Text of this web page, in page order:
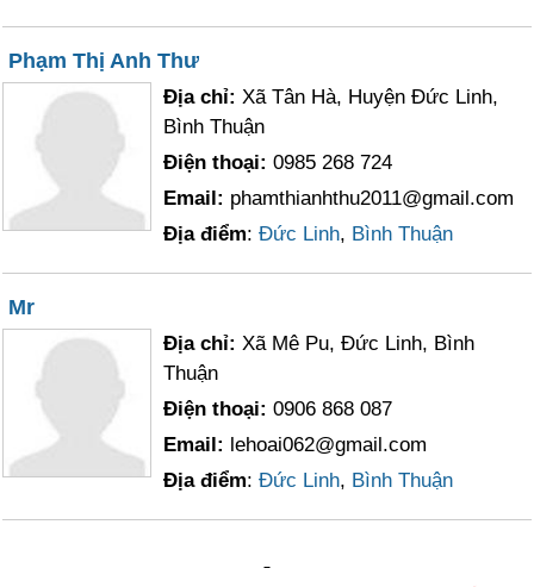
Phạm Thị Anh Thư
Địa chỉ:Xã Tân Hà, Huyện Đức Linh,
Bình Thuận
Điện thoại:0985 268 724
Email: phamthianhthu2011@gmail.com
Địa điểm:Đức Linh, Bình Thuận
Mr
Địa chỉ:Xã Mê Pu, Đức Linh, Bình
Thuận
Điện thoại:0906 868 087
Email: lehoai062@gmail.com
Địa điểm:Đức Linh, Bình Thuận